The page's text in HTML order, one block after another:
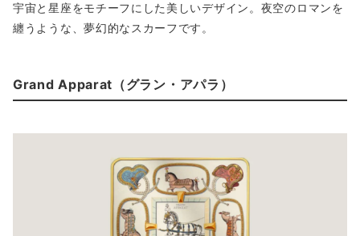
宇宙と星座をモチーフにした美しいデザイン。夜空のロマンを
纏うような、夢幻的なスカーフです。
Grand Apparat（グラン・アパラ）